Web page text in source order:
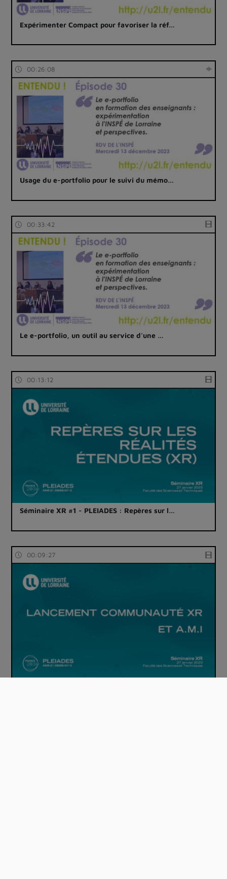
Expérimenter Compact pour favoriser la réf…
00:26:08
Usage du e-portfolio pour le suivi du mémo…
00:33:42
Le e-portfolio, un outil au service d'une …
00:13:12
Séminaire XR #1 - PLEIADES : Repères sur l…
00:09:27